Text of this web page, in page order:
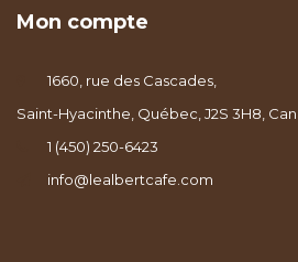
Mon compte
1660, rue des Cascades,
Saint-Hyacinthe, Québec, J2S 3H8,
1 (450) 250-6423
info@lealbertcafe.com